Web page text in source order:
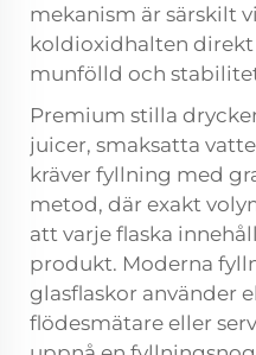
mekanism är särskilt
koldioxidhalten direkt
munfölld och
Premium stilla
juicer, smaksatta
kräver fyllning med
metod, där exakt
att varje flaska
produkt. Moderna
glasflaskor använder
flödesmätare eller